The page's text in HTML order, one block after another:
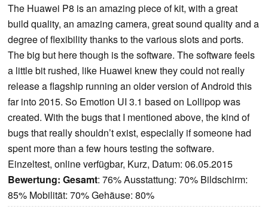
The Huawei P8 is an amazing piece of kit, with a great
build quality, an amazing camera, great sound quality and a
degree of flexibility thanks to the various slots and ports.
The big but here though is the software. The software feels
a little bit rushed, like Huawei knew they could not really
release a flagship running an older version of Android this
far into 2015. So Emotion UI 3.1 based on Lollipop was
created. With the bugs that I mentioned above, the kind of
bugs that really shouldn’t exist, especially if someone had
spent more than a few hours testing the software.
Einzeltest, online verfügbar, Kurz, Datum: 06.05.2015
Bewertung: Gesamt: 76% Ausstattung: 70% Bildschirm:
85% Mobilität: 70% Gehäuse: 80%